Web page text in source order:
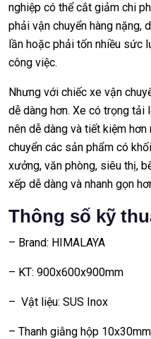
nghiệp có thể cắt giảm chi
phải vận chuyển hàng nặng,
lần hoặc phải tốn nhiều sức
công việc.
Nhưng với chiếc xe vận
dễ dàng hơn. Xe có trọng tải
nên dễ dàng và tiết kiệm
chuyển các sản phẩm có
xưởng, văn phòng, siêu thị,
xếp dễ dàng và nhanh gọn
Thông số kỹ
– Brand: HIMALAYA
– KT: 900x600x900mm
– Vật liệu: SUS Inox
– Thanh giằng hộp 10x30mm